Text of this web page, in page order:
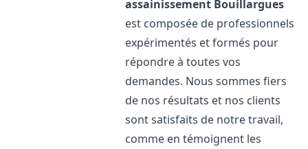
assainissement Bouillargues
est composée de professionnels
expérimentés et formés pour
répondre à toutes vos
demandes. Nous sommes fiers
de nos résultats et nos clients
sont satisfaits de notre travail,
comme en témoignent les